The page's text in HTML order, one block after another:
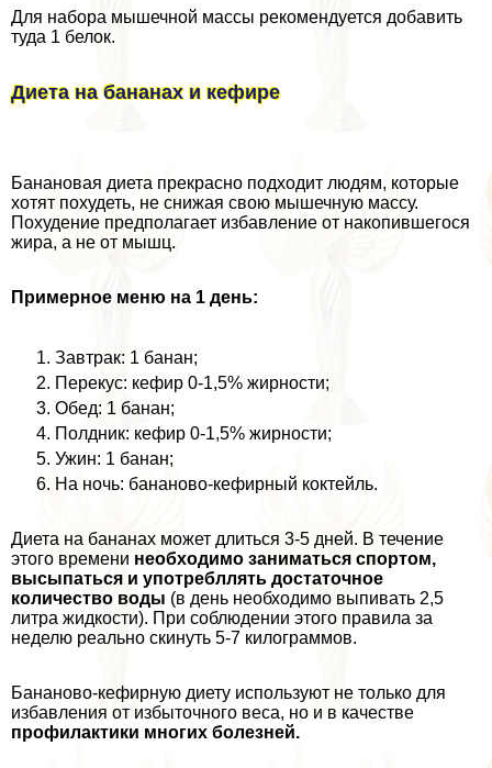
Для набора мышечной массы рекомендуется добавить
туда 1 белок.
Диета на бананах и кефире
Банановая диета прекрасно подходит людям, которые
хотят похудеть, не снижая свою мышечную массу.
Похудение предполагает избавление от накопившегося
жира, а не от мышц.
Примерное меню на 1 день:
Завтpaк: 1 банан;
Перекус: кефир 0-1,5% жирности;
Обед: 1 банан;
Полдник: кефир 0-1,5% жирности;
Ужин: 1 банан;
На ночь: бананово-кефирный коктейль.
Диета на бананах может длиться 3-5 дней. В течение
этого времени необходимо заниматься спортом,
высыпаться и употрeбллять достаточное
количество воды (в день необходимо выпивать 2,5
литра жидкости). При соблюдении этого правила за
неделю реально скинуть 5-7 килограммов.
Бананово-кефирную диету используют не только для
избавления от избыточного веса, но и в качестве
профилактики многих болезней.